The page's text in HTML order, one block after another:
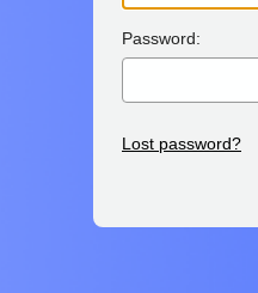
Password:
Lost password?